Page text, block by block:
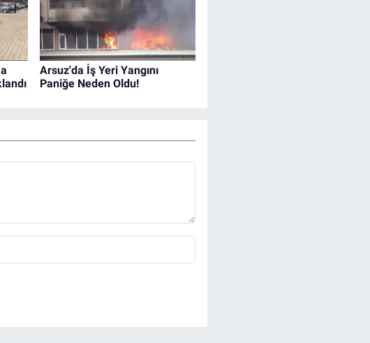
Arsuz'da İş Yeri Yangını
Paniğe Neden Oldu!